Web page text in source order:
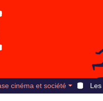
cinéma et société